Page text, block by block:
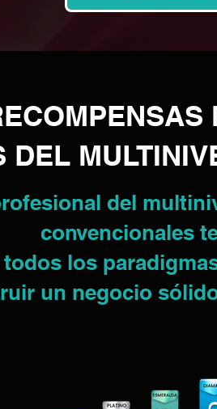
DEL
del
convencionales
los
un negocio